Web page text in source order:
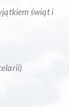
świąt i